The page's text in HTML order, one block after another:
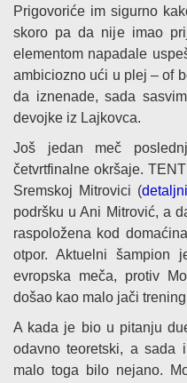
Prigovoriće im sigurno
skoro pa da nije imao
elementom napadale
ambiciozno ući u plej – of
da iznenade, sada
devojke iz Lajkovca.
Još jedan meč
četvrtfinalne okršaje.
Sremskoj Mitrovici (
podršku u Ani Mitrović, a
raspoložena kod
otpor. Aktuelni šampion
evropska meča, protiv
došao kao malo jači
A kada je bio u pitanju
odavno teoretski, a sada
malo toga bilo nejano.